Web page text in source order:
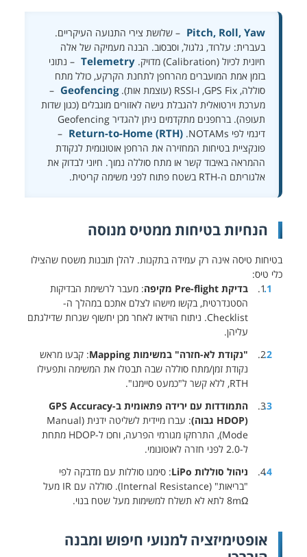
Pitch, Roll, Yaw – שלושת צירי התנועה העיקריים.
בעברית: עלרוד, גלגול, וסבסוב. הבנה מעמיקה של אלה
חיונית לכיול (Calibration) מדויק.
Telemetry – נתוני
בזמן אמת המועברים מהרחפן לתחנת הקרקע, כולל מתח
סוללה, GPS Fix, ו-RSSI (עוצמת אות).
Geofencing
–
מערכת וירטואלית להגבלת גישה לאזורים מוגבלים (כגון שדות
תעופה). ברחפנים מתקדמים ניתן להגדיר Geofencing
דינמי לפי NOTAMs.
Return-to-Home (RTH)
–
פונקציית בטיחות המחזירה את הרחפן אוטונומית לנקודת
ההמראה באיבוד קשר או מתח סוללה נמוך. חיוני לבדוק את
אלגוריתם ה-RTH בשטח פתוח לפני משימה קריטית.
הנחיות בטיחות ממטיס מנוסה
בטיחות טיסה אינה רק עמידה בתקנות. להלן תובנות משטח שהצילו
כלי טיס:
בדיקת Pre-flight מקיפה
: מעבר לרשימת הבדיקות
הסטנדרטית, בקשו מישהו לצלם אתכם במהלך ה-
Checklist. ניתוח הוידאו לאחר מכן יחשוף שגרות שדילגתם
עליהן.
"נקודת לא-חזרה" במשימות Mapping
: קבעו מראש
נקודת זמן/מתח סוללה שבה תבטלו את המשימה ותפעילו
RTH, ללא קשר ל"כמעט סיימנו".
התמודדות עם ירידה פתאומית ב-GPS Accuracy
(HDOP גבוה)
: עברו מיידית לשליטה ידנית (Manual
Mode), התרחקו מגורמי הפרעה, וחכו ל-HDOP מתחת
ל-2.0 לפני חזרה לאוטונומי.
ניהול סוללות LiPo
: סימנו סוללות עם מדבקה לפי
"בריאות" (Internal Resistance). סוללה עם IR מעל
8mΩ לתא לא תשלח למשימות מעל שטח בנוי.
אופטימיזציה למנועי חיפוש ומבנה